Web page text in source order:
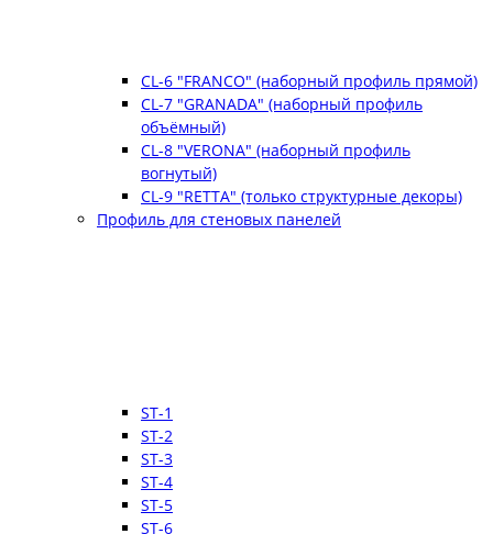
CL-6 "FRANCO" (наборный профиль прямой)
CL-7 "GRANADA" (наборный профиль
объёмный)
CL-8 "VERONA" (наборный профиль
вогнутый)
CL-9 "RETTA" (только структурные декоры)
Профиль для стеновых панелей
ST-1
ST-2
ST-3
ST-4
ST-5
ST-6